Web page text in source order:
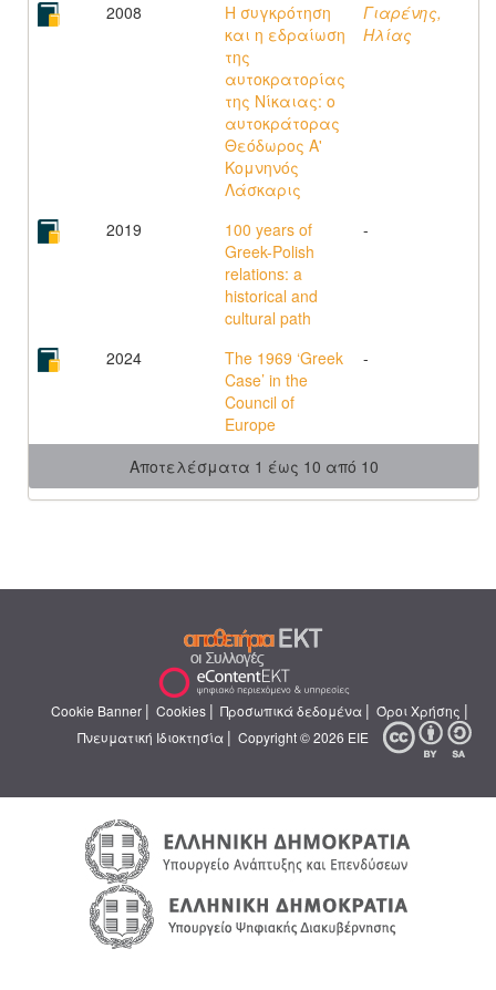
2008
Η συγκρότηση
και η εδραίωση
της
αυτοκρατορίας
της Νίκαιας: ο
αυτοκράτορας
Θεόδωρος Α'
Κομνηνός
Λάσκαρις
Γιαρένης,
Ηλίας
2019
100 years of
Greek-Polish
relations: a
historical and
cultural path
-
2024
The 1969 ‘Greek
Case’ in the
Council of
Europe
-
Αποτελέσματα 1 έως 10 από 10
Cookie Banner | Cookies | Προσωπικά δεδομένα | Όροι Χρήσης |
Πνευματική Ιδιοκτησία | Copyright © 2026 ΕΙΕ